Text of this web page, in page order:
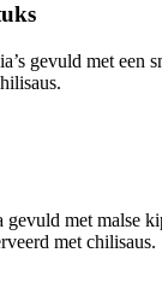
gevuld met een
met malse
met chilisaus.